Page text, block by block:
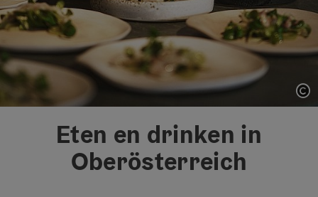
Eten en drinken in
Oberösterreich